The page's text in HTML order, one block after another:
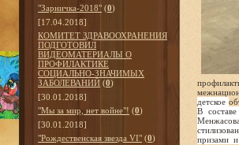
"Зарничка-2018" (0)
[17.04.2018]
КОМИТЕТ ЗДРАВООХРАНЕНИЯ
ПОДГОТОВИЛ
ВИДЕОМАТЕРИАЛЫ О
ПРОФИЛАКТИКЕ
СОЦИАЛЬНО-ЗНАЧИМЫХ
ЗАБОЛЕВАНИЙ (0)
[30.01.2018]
"Мы за мир, нет войне"! (0)
[30.01.2018]
"Рождественская звезда VI" (0)
детское
В
призами и